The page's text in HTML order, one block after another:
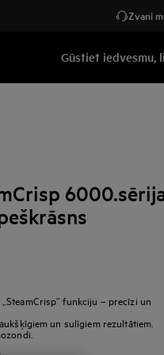
Zvani
Gūstiet iedvesmu,
funkciju – precīzi un
un sulīgiem rezultātiem.